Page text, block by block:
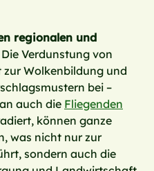
regionalen und
Die Verdunstung von
Wolkenbildung und
bei –
auch die Fliegenden
können ganze
was nicht nur zur
sondern auch die